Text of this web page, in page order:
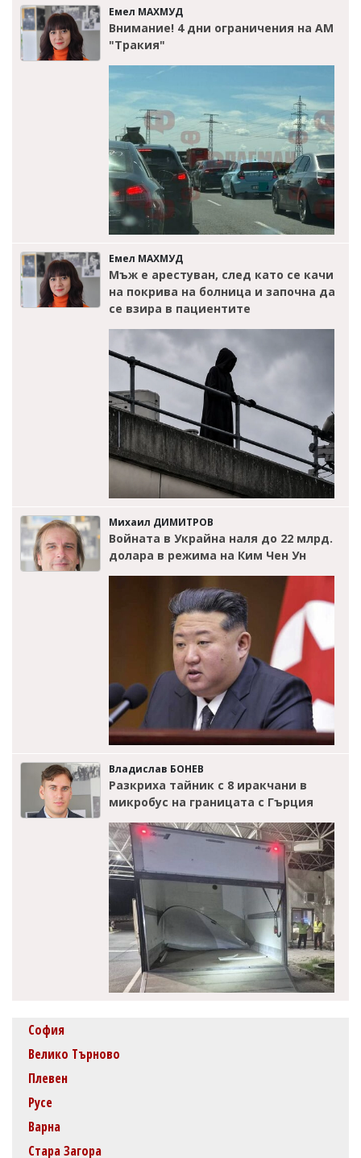
Емел МАХМУД
Внимание! 4 дни ограничения на АМ
"Тракия"
Емел МАХМУД
Мъж е арестуван, след като се качи
на покрива на болница и започна да
се взира в пациентите
Михаил ДИМИТРОВ
Войната в Украйна наля до 22 млрд.
долара в режима на Ким Чен Ун
Владислав БОНЕВ
Разкриха тайник с 8 иракчани в
микробус на границата с Гърция
София
Велико Търново
Плевен
Русе
Варна
Стара Загора